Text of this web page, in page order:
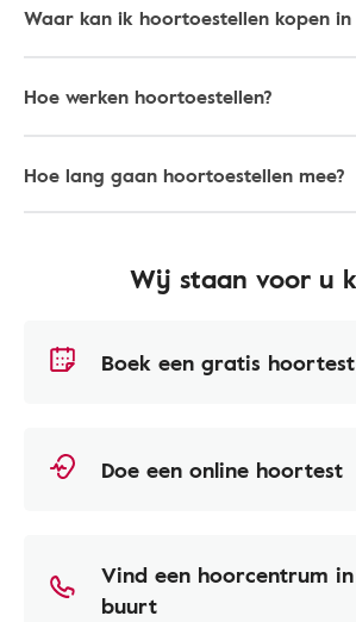
Waar kan ik hoortoestellen kopen
Hoe werken hoortoestellen?
Hoe lang gaan hoortoestellen mee?
Wij staan voor u
Boek een gratis hoortest
Doe een online hoortest
Vind een hoorcentrum
buurt